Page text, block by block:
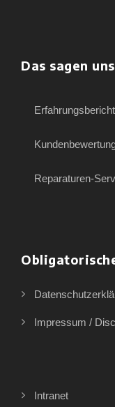
Das sagen
Reparaturen-
Impressum /
Intranet